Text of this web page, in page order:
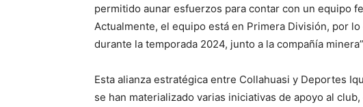
permitido aunar esfuerzos para contar con un equipo
Actualmente, el equipo está en Primera División, por
durante la temporada 2024, junto a la compañía
Esta alianza estratégica entre Collahuasi y Deportes
se han materializado varias iniciativas de apoyo al